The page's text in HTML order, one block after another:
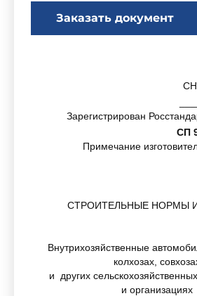
Заказать документ
Зарегистрирован
СП
Примечание
СТРОИТЕЛЬНЫЕ НОРМЫ
Внутрихозяйственные
колхозах,
и других
и организациях